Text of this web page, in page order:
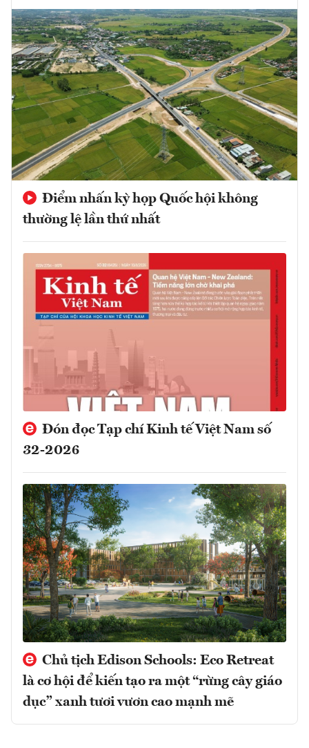
Điểm nhấn kỳ họp Quốc hội không
thường lệ lần thứ nhất
Đón đọc Tạp chí Kinh tế Việt Nam số
32-2026
Chủ tịch Edison Schools: Eco Retreat
là cơ hội để kiến tạo ra một “rừng cây giáo
dục” xanh tươi vươn cao mạnh mẽ